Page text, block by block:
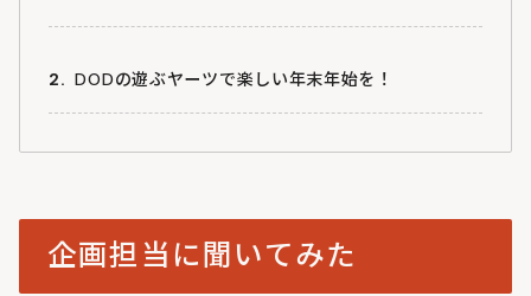
ヤーツってなんですか
DODの遊ぶヤーツで楽しい年末年始を！
企画担当に聞いてみた